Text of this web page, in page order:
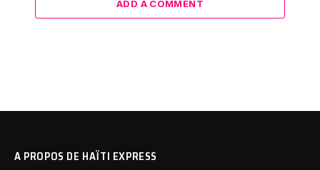
ADD A COMMENT
A PROPOS DE HAÏTI EXPRESS